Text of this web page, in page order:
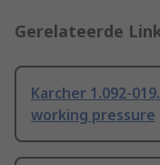
Gerelateerde
Karcher 1.092-
working pressure